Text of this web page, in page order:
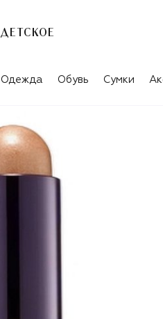
ДЕТСКОЕ
Одежда Обувь Сумки